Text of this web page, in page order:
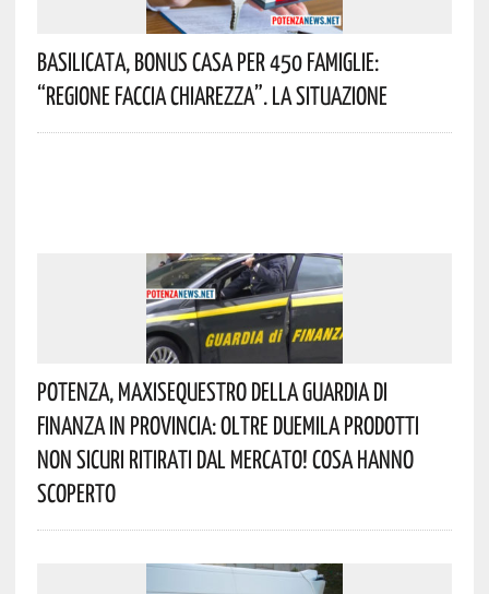
Basilicata, Bonus Casa Per 450 Famiglie:
“Regione Faccia Chiarezza”. La Situazione
Potenza, Maxisequestro Della Guardia Di
Finanza In Provincia: Oltre Duemila Prodotti
Non Sicuri Ritirati Dal Mercato! Cosa Hanno
Scoperto